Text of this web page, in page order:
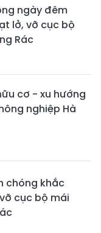
ngày đêm
lở, vỡ cục bộ
Rác
cơ - xu hướng
nghiệp Hà
chóng khắc
cục bộ mái